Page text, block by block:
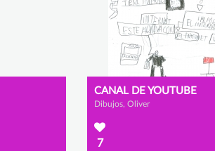
CANAL DE YOUTUBE
Dibujos, Oliver
7